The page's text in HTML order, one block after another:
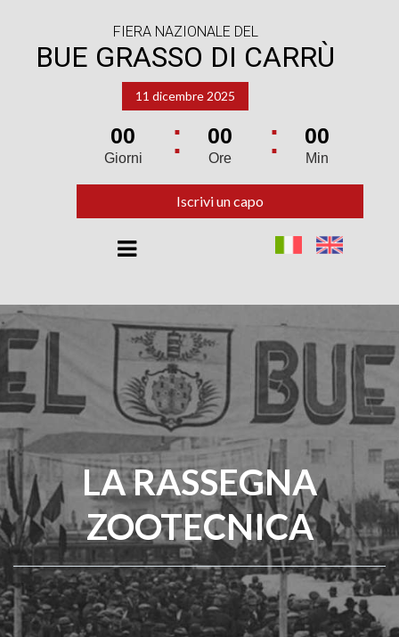
FIERA NAZIONALE DEL
BUE GRASSO DI CARRÙ
11 dicembre 2025
00
Giorni
00
Ore
00
Min
Iscrivi un capo
LA RASSEGNA
ZOOTECNICA